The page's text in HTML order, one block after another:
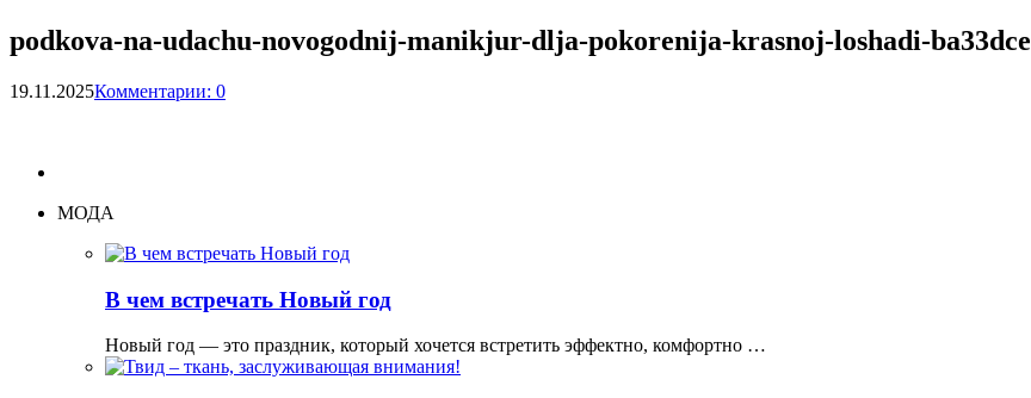
podkova-na-udachu-novogodnij-manikjur-dlja-pokorenija-krasnoj-loshadi-ba33dce
19.11.2025Комментарии: 0
МОДА
В чем встречать Новый год
Новый год — это праздник, который хочется встретить эффектно, комфортно …